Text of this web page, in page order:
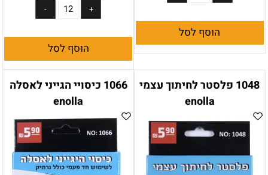
הוסף לסל
הוסף לסל
1048 פלסטר לחיתוך עצמי
enolla
1066 כיסויי הגייני לאסלה
enolla